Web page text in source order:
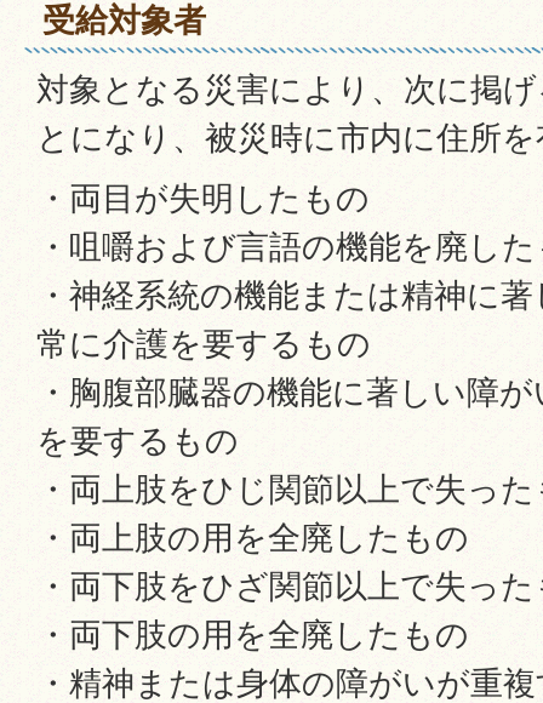
受給対象者
対象となる災害により、次に掲
とになり、被災時に市内に住所
・両目が失明したもの
・咀嚼および言語の機能を廃し
・神経系統の機能または精神に
常に介護を要するもの
・胸腹部臓器の機能に著しい障
を要するもの
・両上肢をひじ関節以上で失っ
・両上肢の用を全廃したもの
・両下肢をひざ関節以上で失っ
・両下肢の用を全廃したもの
・精神または身体の障がいが重